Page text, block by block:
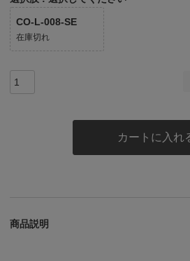
CO-L-008-SE
在庫切れ
カートに入れ
商品説明